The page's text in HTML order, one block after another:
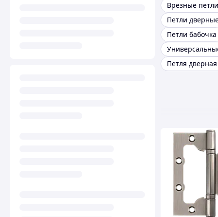
Врезные петли
Петли бабочка